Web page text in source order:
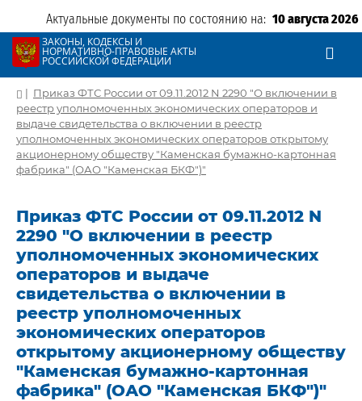
Актуальные документы по состоянию на: 10 августа 2026
ЗАКОНЫ, КОДЕКСЫ И
НОРМАТИВНО-ПРАВОВЫЕ АКТЫ
РОССИЙСКОЙ ФЕДЕРАЦИИ
| Приказ ФТС России от 09.11.2012 N 2290 "О включении в
реестр уполномоченных экономических операторов и
выдаче свидетельства о включении в реестр
уполномоченных экономических операторов открытому
акционерному обществу "Каменская бумажно-картонная
фабрика" (ОАО "Каменская БКФ")"
Приказ ФТС России от 09.11.2012 N
2290 "О включении в реестр
уполномоченных экономических
операторов и выдаче
свидетельства о включении в
реестр уполномоченных
экономических операторов
открытому акционерному обществу
"Каменская бумажно-картонная
фабрика" (ОАО "Каменская БКФ")"